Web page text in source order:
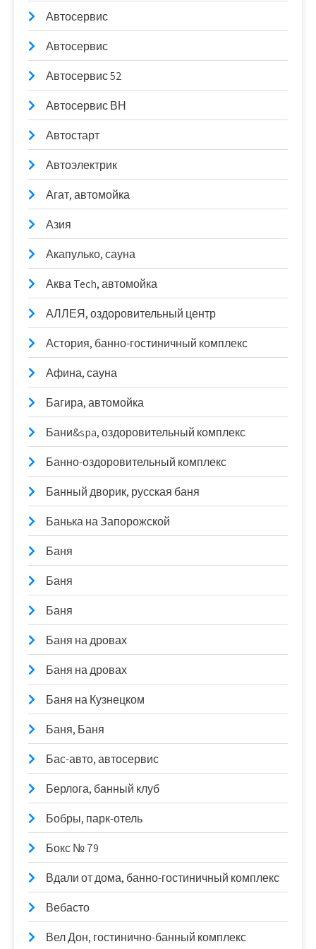
Автосервис
Автосервис
Автосервис 52
Автосервис ВН
Автостарт
Автоэлектрик
Агат, автомойка
Азия
Акапулько, сауна
Аква Tech, автомойка
АЛЛЕЯ, оздоровительный центр
Астория, банно-гостиничный комплекс
Афина, сауна
Багира, автомойка
Бани&spa, оздоровительный комплекс
Банно-оздоровительный комплекс
Банный дворик, русская баня
Банька на Запорожской
Баня
Баня
Баня
Баня на дровах
Баня на дровах
Баня на Кузнецком
Баня, Баня
Бас-авто, автосервис
Берлога, банный клуб
Бобры, парк-отель
Бокс № 79
Вдали от дома, банно-гостиничный комплекс
Вебасто
Вел Дон, гостинично-банный комплекс